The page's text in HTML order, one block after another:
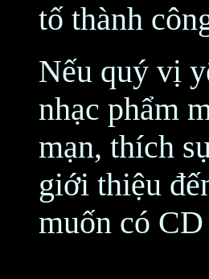
tố thành
Nếu quý vị
nhạc phẩm
mạn, thích
giới thiệu
muốn có